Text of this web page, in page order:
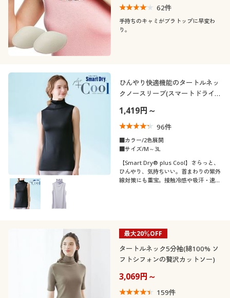
62件
手持ちのキャミがブラトップに早変わ
り。
ひんやり快適機能のタートルネッ
クノースリーブ(スマートドライ®
1,419円～
96件
■カラー/2色展開
■サイズ/M～3L
【Smart Dry® plus Cool】さらっと、
ひんやり、気持ちいい。首まわりの紫外
線対策にも重宝。接触冷感や吸汗・速乾
最大20％OFF
タートルネック5分袖(綿100% ソ
フトシフォンの贅沢カットソー)
3,069円～
159件